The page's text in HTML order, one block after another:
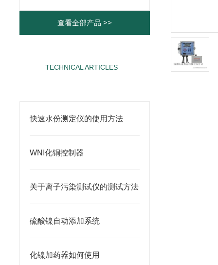
查看全部产品 >>
TECHNICAL ARTICLES
快速水份测定仪的使用方法
WNI化铜控制器
关于离子污染测试仪的测试方法
硫酸镍自动添加系统
化镍加药器如何使用